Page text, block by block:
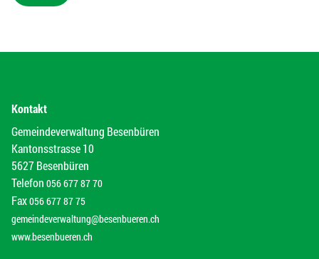
Kontakt
Gemeindeverwaltung Besenbüren
Kantonsstrasse 10
5627 Besenbüren
Telefon 056 677 87 70
Fax056 677 87 75
gemeindeverwaltung@besenbueren.ch
www.besenbueren.ch